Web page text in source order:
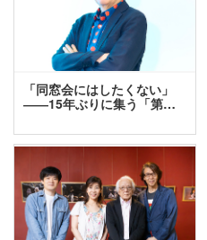
「同窓会にはしたくない」
――15年ぶりに集う「第…